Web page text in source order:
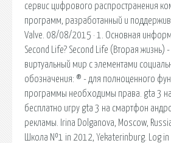
сервис цифрового распространения
программ, разработанный и
Valve. 08/08/2015 · 1. Основная
Second Life? Second Life (Вторая жизнь)
виртуальный мир с элементами
обозначения: ® - для полноценного
программы необходимы права. gta 3 на
бесплатно игру gta 3 на смартфон
рекламы. Irina Dolganova, Moscow,
Школа №1 in 2012, Yekaterinburg. Log